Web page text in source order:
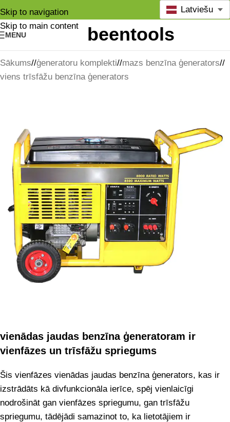
Skip to navigation
Skip to main content
MENU
Latviešu
Sākums/ ģeneratoru komplekti/ mazs benzīna ģenerators/
viens trīsfāžu benzīna ģenerators
vienādas jaudas benzīna ģeneratoram ir
vienfāzes un trīsfāžu spriegums
Šis vienfāzes vienādas jaudas benzīna ģenerators, kas ir
izstrādāts kā divfunkcionāla ierīce, spēj vienlaicīgi
nodrošināt gan vienfāzes spriegumu, gan trīsfāžu
spriegumu, tādējādi samazinot to, ka lietotājiem ir